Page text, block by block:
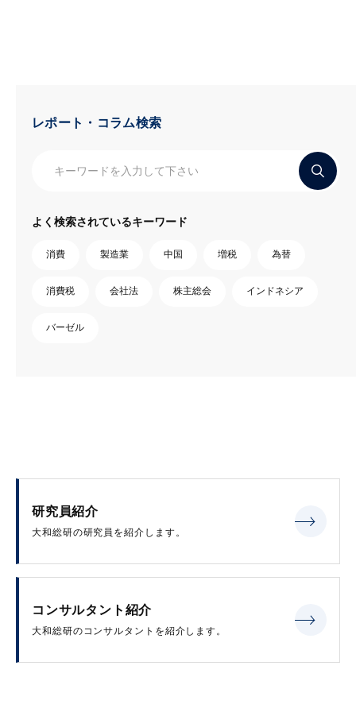
レポート・コラム検索
よく検索されているキーワード
消費 製造業 中国 増税 為替
消費税 会社法 株主総会 インドネシア
バーゼル
研究員紹介
大和総研の研究員を紹介します。
コンサルタント紹介
大和総研のコンサルタントを紹介します。